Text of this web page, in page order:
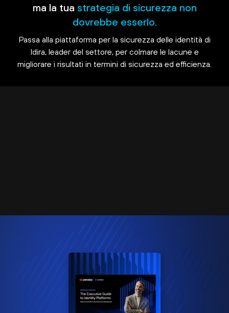
ma la tua strategia di sicurezza non
dovrebbe esserlo.
Passa alla piattaforma per la sicurezza delle identità di
Idira, leader del settore, per colmare le lacune e
migliorare i risultati in termini di sicurezza ed efficienza.